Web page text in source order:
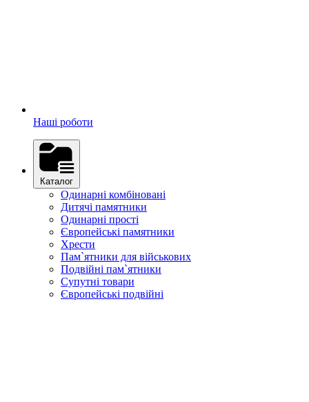
Наші роботи
Каталог
Одинарні комбіновані
Дитячі памятники
Одинарні прості
Європейські памятники
Хрести
Пам`ятники для військових
Подвійні пам`ятники
Супутні товари
Європейські подвійні